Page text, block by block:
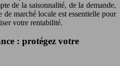
de la saisonnalité, de la demande,
marché locale est essentielle pour
votre rentabilité.
: protégez votre